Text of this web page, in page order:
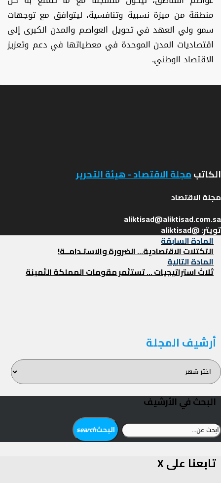
منطقة من ميزة نسبية وتنافسية، ليتوافق مع توجهات
سمو ولي العهد في تحويل العواصم والمدن الكبرى إلى
اقتصاديات المدن الموحدة في معطياتها في دعم وتعزيز
الاقتصاد الوطني.
الكاتبمجلة الاقتصاد - هيئة التحرير
تويتر: @aliktisad
تصفّح
المقالات
المادة السابقةالمادة
السابقة
التكتلات الاقتصادية… الضرورة والاستـدامــة!
المادة التالية
التالية
ثلاث استراتيجيات … تستثمر مقومات المملكة الثمينة
أرشيف المجلة
أرشيف
المجلة
البحث في الأرشيف
ابحث
عن:
البحثsearch
تابعنا على X